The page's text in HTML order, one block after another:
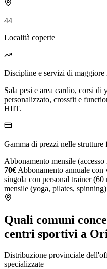
44
Località coperte
Discipline e servizi di maggiore
Sala pesi e area cardio, corsi di
personalizzato, crossfit e
HIIT.
Gamma di prezzi nelle strutture
Abbonamento mensile
70€ Abbonamento annuale con
singola con personal trainer (60
mensile (yoga, pilates,
Quali comuni
centri sportivi a
Distribuzione provinciale
specializzate